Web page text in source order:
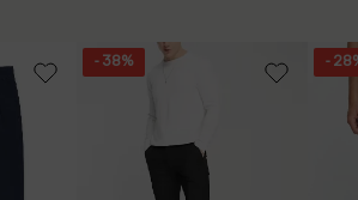
- 38% -